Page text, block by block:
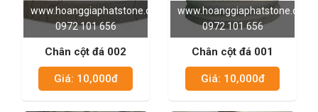
www.hoanggiaphatstone.com
0972 101 656
Chân cột đá 002
Giá: 10,000đ
www.hoanggiaphatstone.com
0972 101 656
Chân cột đá 001
Giá: 10,000đ